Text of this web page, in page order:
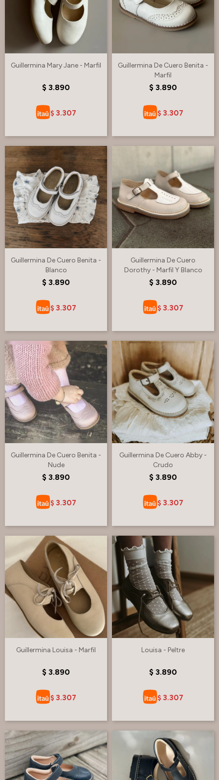
Guillermina Mary Jane - Marfil
$ 3.890
$ 3.307
Guillermina De Cuero Benita -
Marfil
$ 3.890
$ 3.307
Guillermina De Cuero Benita -
Blanco
$ 3.890
$ 3.307
Guillermina De Cuero
Dorothy - Marfil Y Blanco
$ 3.890
$ 3.307
Guillermina De Cuero Benita -
Nude
$ 3.890
$ 3.307
Guillermina De Cuero Abby -
Crudo
$ 3.890
$ 3.307
Guillermina Louisa - Marfil
$ 3.890
$ 3.307
Louisa - Peltre
$ 3.890
$ 3.307